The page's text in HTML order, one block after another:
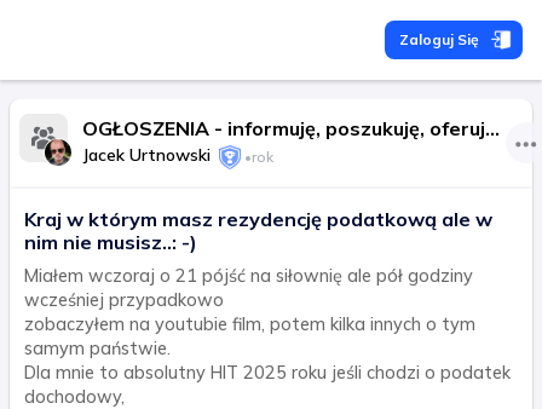
Zaloguj Się
OGŁOSZENIA - informuję, poszukuję, oferuję, kupię, sprzedam..
Jacek Urtnowski •rok
Kraj w którym masz rezydencję podatkową ale w
nim nie musisz..: -)
Miałem wczoraj o 21 pójść na siłownię ale pół godziny
wcześniej przypadkowo
zobaczyłem na youtubie film, potem kilka innych o tym
samym państwie.
Dla mnie to absolutny HIT 2025 roku jeśli chodzi o podatek
dochodowy,